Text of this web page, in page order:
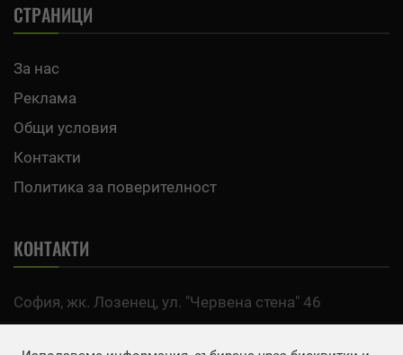
СТРАНИЦИ
За нас
Реклама
Общи условия
Контакти
Политика за поверителност
КОНТАКТИ
София, жк. Лозенец, ул. "Червена стена" 46